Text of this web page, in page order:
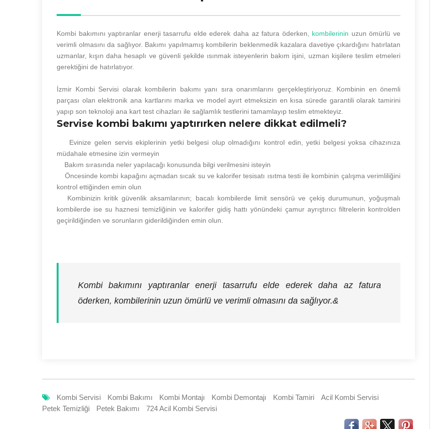
Kombi bakımını yaptıranlar enerji tasarrufu elde ederek daha az fatura öderken, kombilerinin uzun ömürlü ve
verimli olmasını da sağlıyor. Bakımı yapılmamış kombilerin beklenmedik kazalara davetiye çıkardığını hatırlatan
uzmanlar, kışın daha hesaplı ve güvenli şekilde ısınmak isteyenlerin bakım işini, uzman kişilere teslim etmeleri
gerektiğini de hatırlatıyor.
İzmir Kombi Servisi olarak kombilerin bakımı yanı sıra onarımlarını gerçekleştiriyoruz. Kombinin en önemli
parçası olan elektronik ana kartlarını marka ve model ayırt etmeksizin en kısa sürede garantili olarak tamirini
yapıp son teknoloji ana kart test cihazları ile sağlamlık testlerini tamamlayıp teslim etmekteyiz.
Servise kombi bakımı yaptırırken nelere dikkat edilmeli?
Evinize gelen servis ekiplerinin yetki belgesi olup olmadığını kontrol edin, yetki belgesi yoksa cihazınıza
müdahale etmesine izin vermeyin
Bakım sırasında neler yapılacağı konusunda bilgi verilmesini isteyin
Öncesinde kombi kapağını açmadan sıcak su ve kalorifer tesisatı ısıtma testi ile kombinin çalışma verimliliğini
kontrol ettiğinden emin olun
Kombinizin kritik güvenlik aksamlarının; bacalı kombilerde limit sensörü ve çekiş durumunun, yoğuşmalı
kombilerde ise su haznesi temizliğinin ve kalorifer gidiş hattı yönündeki çamur ayrıştırıcı filtrelerin kontrolden
geçirildiğinden ve sorunların giderildiğinden emin olun.
Kombi bakımını yaptıranlar enerji tasarrufu elde ederek daha az fatura
öderken, kombilerinin uzun ömürlü ve verimli olmasını da sağlıyor.&
Kombi Servisi Kombi Bakımı Kombi Montajı Kombi Demontajı Kombi Tamiri
Acil Kombi Servisi
Petek Temizliği
Petek Bakımı 724 Acil Kombi Servisi